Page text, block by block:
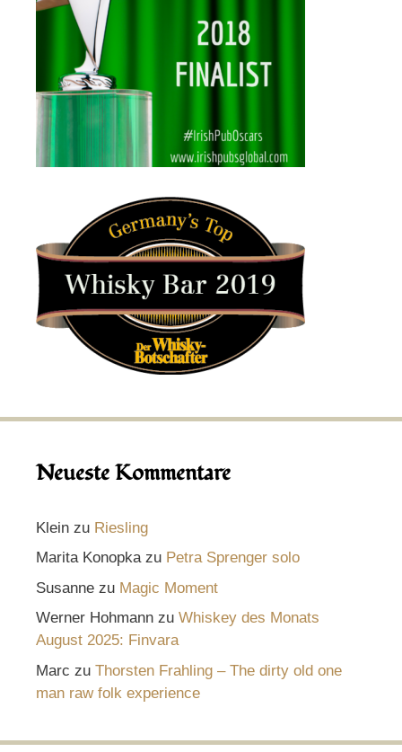
Neueste Kommentare
Klein zu Riesling
Marita Konopkazu Petra Sprenger solo
Susanne zu Magic Moment
Werner Hohmann zu Whiskey des Monats
August 2025: Finvara
Marc zu Thorsten Frahling – The dirty old one
man raw folk experience